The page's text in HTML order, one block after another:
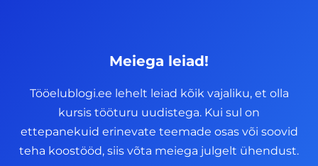
Meiega leiad!
Tööelublogi.ee lehelt leiad kõik vajaliku, et olla
kursis tööturu uudistega. Kui sul on
ettepanekuid erinevate teemade osas või soovid
teha koostööd, siis võta meiega julgelt ühendust.